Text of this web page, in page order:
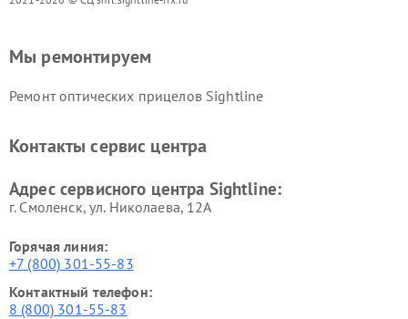
Мы ремонтируем
Ремонт оптических прицелов Sightline
Контакты сервис центра
Адрес сервисного центра Sightline:
г. Смоленск, ул. Николаева, 12А
Горячая линия:
+7 (800) 301-55-83
Контактный телефон:
8 (800) 301-55-83